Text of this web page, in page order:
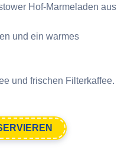
Hof-Marmeladen aus
und ein warmes
und frischen Filterkaffee.